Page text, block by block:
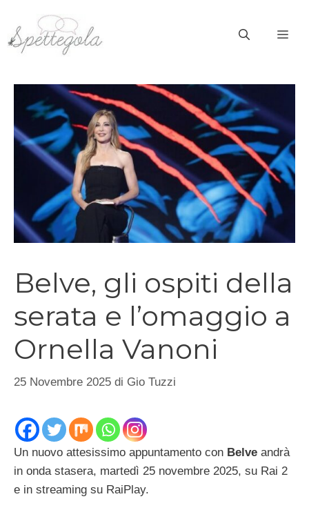
contenuto
Belve, gli ospiti della
serata e l’omaggio a
Ornella Vanoni
25 Novembre 2025 di Gio Tuzzi
Un nuovo attesissimo appuntamento con Belve andrà
in onda stasera, martedì 25 novembre 2025, su Rai 2
e in streaming su RaiPlay.